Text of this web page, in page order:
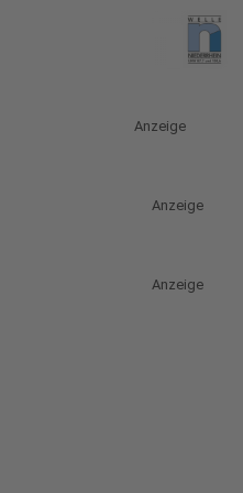
Anzeige
Anzeige
Anzeige